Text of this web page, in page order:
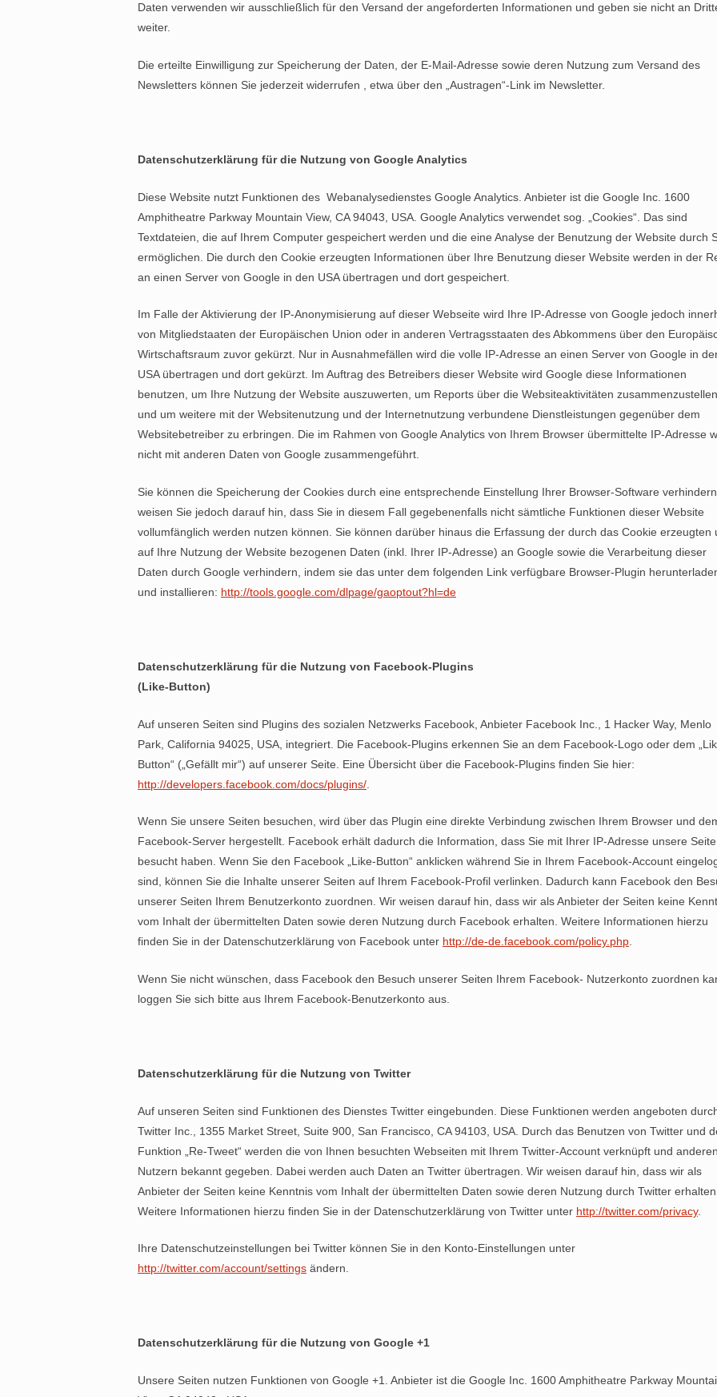
Daten verwenden wir ausschließlich für den Versand der angeforderten Informationen und geben sie nicht an
weiter.
Die erteilte Einwilligung zur Speicherung der Daten, der E-Mail-Adresse sowie deren Nutzung zum Versand des
Newsletters können Sie jederzeit widerrufen , etwa über den „Austragen“-Link im Newsletter.
Datenschutzerklärung für die Nutzung von Google Analytics
Diese Website nutzt Funktionen des Webanalysedienstes Google Analytics. Anbieter ist die Google Inc. 1600
Amphitheatre Parkway Mountain View, CA 94043, USA. Google Analytics verwendet sog. „Cookies“. Das sind
Textdateien, die auf Ihrem Computer gespeichert werden und die eine Analyse der Benutzung der Website durch
ermöglichen. Die durch den Cookie erzeugten Informationen über Ihre Benutzung dieser Website werden in der
an einen Server von Google in den USA übertragen und dort gespeichert.
Im Falle der Aktivierung der IP-Anonymisierung auf dieser Webseite wird Ihre IP-Adresse von Google jedoch
von Mitgliedstaaten der Europäischen Union oder in anderen Vertragsstaaten des Abkommens über den
Wirtschaftsraum zuvor gekürzt. Nur in Ausnahmefällen wird die volle IP-Adresse an einen Server von Google in
USA übertragen und dort gekürzt. Im Auftrag des Betreibers dieser Website wird Google diese Informationen
benutzen, um Ihre Nutzung der Website auszuwerten, um Reports über die Websiteaktivitäten zusammenzustellen
und um weitere mit der Websitenutzung und der Internetnutzung verbundene Dienstleistungen gegenüber dem
Websitebetreiber zu erbringen. Die im Rahmen von Google Analytics von Ihrem Browser übermittelte IP-Adresse
nicht mit anderen Daten von Google zusammengeführt.
Sie können die Speicherung der Cookies durch eine entsprechende Einstellung Ihrer Browser-Software
weisen Sie jedoch darauf hin, dass Sie in diesem Fall gegebenenfalls nicht sämtliche Funktionen dieser Website
vollumfänglich werden nutzen können. Sie können darüber hinaus die Erfassung der durch das Cookie erzeugten
auf Ihre Nutzung der Website bezogenen Daten (inkl. Ihrer IP-Adresse) an Google sowie die Verarbeitung dieser
Daten durch Google verhindern, indem sie das unter dem folgenden Link verfügbare Browser-Plugin
und installieren: http://tools.google.com/dlpage/gaoptout?hl=de
Datenschutzerklärung für die Nutzung von Facebook-Plugins
(Like-Button)
Auf unseren Seiten sind Plugins des sozialen Netzwerks Facebook, Anbieter Facebook Inc., 1 Hacker Way, Menlo
Park, California 94025, USA, integriert. Die Facebook-Plugins erkennen Sie an dem Facebook-Logo oder dem
Button“ („Gefällt mir“) auf unserer Seite. Eine Übersicht über die Facebook-Plugins finden Sie hier:
http://developers.facebook.com/docs/plugins/
Wenn Sie unsere Seiten besuchen, wird über das Plugin eine direkte Verbindung zwischen Ihrem Browser und
Facebook-Server hergestellt. Facebook erhält dadurch die Information, dass Sie mit Ihrer IP-Adresse unsere Seite
besucht haben. Wenn Sie den Facebook „Like-Button“ anklicken während Sie in Ihrem Facebook-Account
sind, können Sie die Inhalte unserer Seiten auf Ihrem Facebook-Profil verlinken. Dadurch kann Facebook den
unserer Seiten Ihrem Benutzerkonto zuordnen. Wir weisen darauf hin, dass wir als Anbieter der Seiten keine
vom Inhalt der übermittelten Daten sowie deren Nutzung durch Facebook erhalten. Weitere Informationen hierzu
finden Sie in der Datenschutzerklärung von Facebook unter http://de-de.facebook.com/policy.php.
Wenn Sie nicht wünschen, dass Facebook den Besuch unserer Seiten Ihrem Facebook- Nutzerkonto zuordnen
loggen Sie sich bitte aus Ihrem Facebook-Benutzerkonto aus.
Datenschutzerklärung für die Nutzung von Twitter
Auf unseren Seiten sind Funktionen des Dienstes Twitter eingebunden. Diese Funktionen werden angeboten
Twitter Inc., 1355 Market Street, Suite 900, San Francisco, CA 94103, USA. Durch das Benutzen von Twitter und
Funktion „Re-Tweet“ werden die von Ihnen besuchten Webseiten mit Ihrem Twitter-Account verknüpft und
Nutzern bekannt gegeben. Dabei werden auch Daten an Twitter übertragen. Wir weisen darauf hin, dass wir als
Anbieter der Seiten keine Kenntnis vom Inhalt der übermittelten Daten sowie deren Nutzung durch Twitter
Weitere Informationen hierzu finden Sie in der Datenschutzerklärung von Twitter unter http://twitter.com/privacy.
Ihre Datenschutzeinstellungen bei Twitter können Sie in den Konto-Einstellungen unter
http://twitter.com/account/settings ändern.
Datenschutzerklärung für die Nutzung von Google +1
Unsere Seiten nutzen Funktionen von Google +1. Anbieter ist die Google Inc. 1600 Amphitheatre Parkway